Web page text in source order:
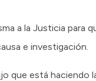
a la Justicia para
e investigación.
que está haciendo